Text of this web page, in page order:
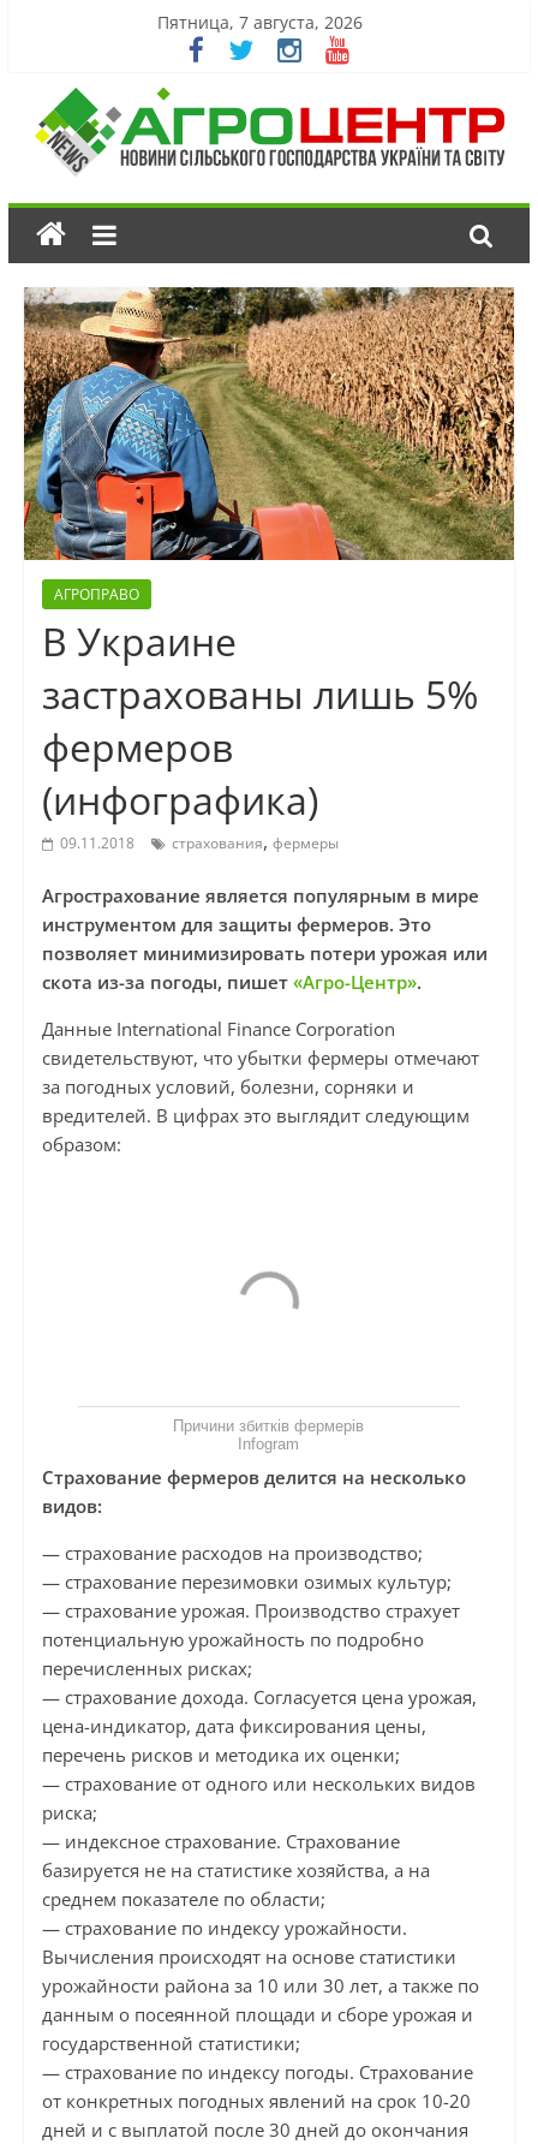
Пятница, 7 августа, 2026
АГРОПРАВО
В Украине
застрахованы лишь 5%
фермеров
(инфографика)
09.11.2018 страхования, фермеры
Агрострахование является популярным в мире
инструментом для защиты фермеров. Это
позволяет минимизировать потери урожая или
скота из-за погоды, пишет «Агро-Центр».
Данные International Finance Corporation
свидетельствуют, что убытки фермеры отмечают
за погодных условий, болезни, сорняки и
вредителей. В цифрах это выглядит следующим
образом:
Причини збитків фермерів
Infogram
Страхование фермеров делится на несколько
видов:
— страхование расходов на производство;
— страхование перезимовки озимых культур;
— страхование урожая. Производство страхует
потенциальную урожайность по подробно
перечисленных рисках;
— страхование дохода. Согласуется цена урожая,
цена-индикатор, дата фиксирования цены,
перечень рисков и методика их оценки;
— страхование от одного или нескольких видов
риска;
— индексное страхование. Страхование
базируется не на статистике хозяйства, а на
среднем показателе по области;
— страхование по индексу урожайности.
Вычисления происходят на основе статистики
урожайности района за 10 или 30 лет, а также по
данным о посеянной площади и сборе урожая и
государственной статистики;
— страхование по индексу погоды. Страхование
от конкретных погодных явлений на срок 10-20
дней и с выплатой после 30 дней до окончания